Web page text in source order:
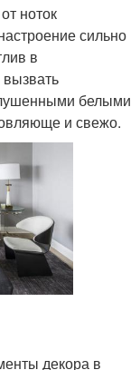
ноток
сильно
в
белыми
и свежо.
декора в